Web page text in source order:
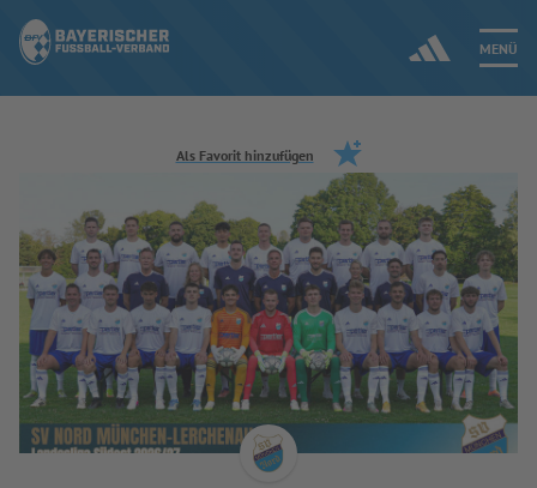
MENÜ
Jetzt einloggen
ERGEBNISSE & WETTBEWERBE
NEUIGKEITEN
SPIELBETRIEB & VERBANDSLEBEN
AUSBILDUNG & FÖRDERUNG
Als Favorit hinzufügen